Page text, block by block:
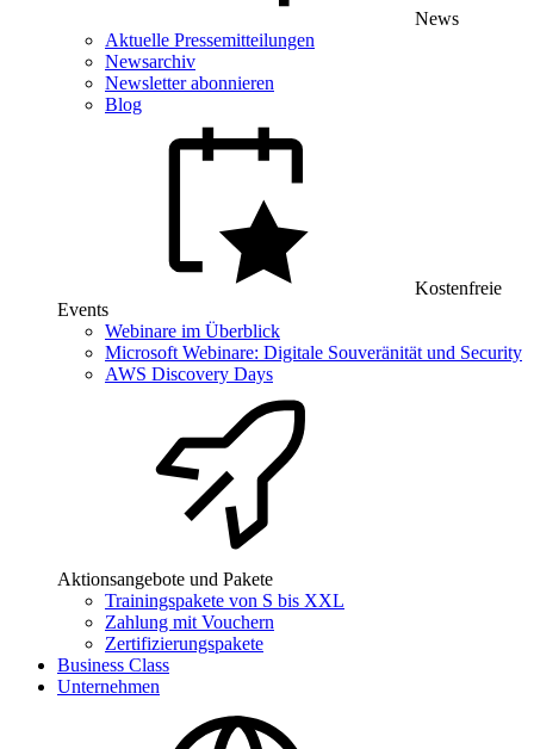
News
Aktuelle Pressemitteilungen
Newsarchiv
Newsletter abonnieren
Blog
Kostenfreie
Events
Webinare im Überblick
Microsoft Webinare: Digitale Souveränität und Security
AWS Discovery Days
Aktionsangebote und Pakete
Trainingspakete von S bis XXL
Zahlung mit Vouchern
Zertifizierungspakete
Business Class
Unternehmen